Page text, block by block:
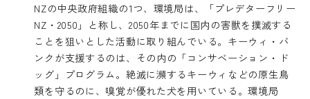
NZの中央政府組織の1つ、環境局は、「プレデターフリー
NZ・2050」と称し、2050年までに国内の害獣を撲滅する
ことを狙いとした活動に取り組んでいる。キーウィ・バ
ンクが支援するのは、その内の「コンサベーション・ド
ッグ」プログラム。絶滅に瀕するキーウィなどの原生鳥
類を守るのに、嗅覚が優れた犬を用いている。環境局